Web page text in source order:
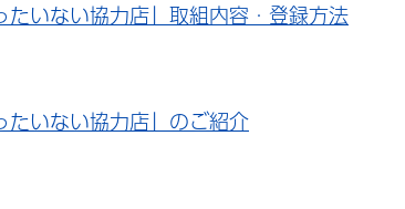
たいない協力店」取組内容・登録方法
たいない協力店」のご紹介